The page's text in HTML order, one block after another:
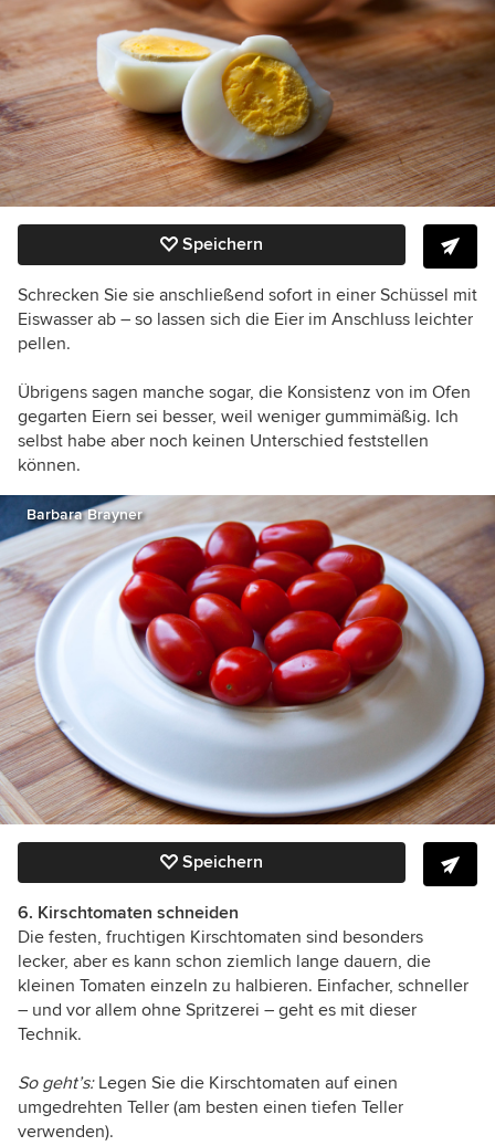
Speichern
Schrecken Sie sie anschließend sofort in einer Schüssel mit
Eiswasser ab – so lassen sich die Eier im Anschluss leichter
pellen.
Übrigens sagen manche sogar, die Konsistenz von im Ofen
gegarten Eiern sei besser, weil weniger gummimäßig. Ich
selbst habe aber noch keinen Unterschied feststellen
können.
Barbara Brayner
Speichern
6. Kirschtomaten schneiden
Die festen, fruchtigen Kirschtomaten sind besonders
lecker, aber es kann schon ziemlich lange dauern, die
kleinen Tomaten einzeln zu halbieren. Einfacher, schneller
– und vor allem ohne Spritzerei – geht es mit dieser
Technik.
So geht’s: Legen Sie die Kirschtomaten auf einen
umgedrehten Teller (am besten einen tiefen Teller
verwenden).